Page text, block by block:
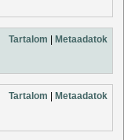
Tartalom | Metaadatok
Tartalom | Metaadatok